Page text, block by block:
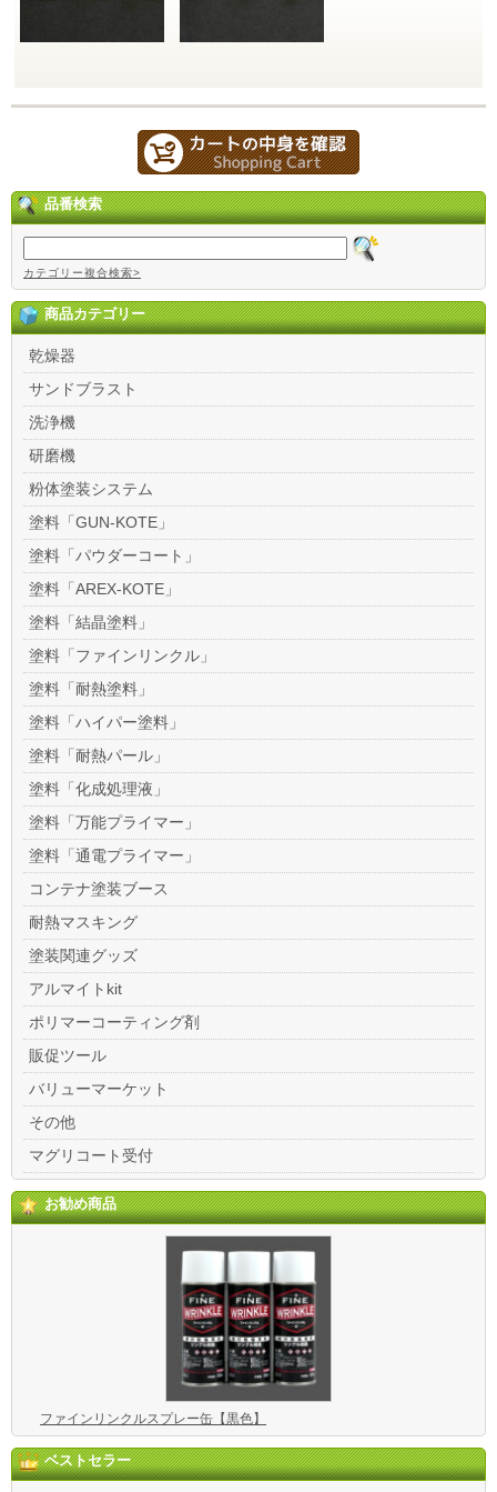
品番検索
カテゴリー複合検索>
商品カテゴリー
乾燥器
サンドブラスト
洗浄機
研磨機
粉体塗装システム
塗料「GUN-KOTE」
塗料「パウダーコート」
塗料「AREX-KOTE」
塗料「結晶塗料」
塗料「ファインリンクル」
塗料「耐熱塗料」
塗料「ハイパー塗料」
塗料「耐熱パール」
塗料「化成処理液」
塗料「万能プライマー」
塗料「通電プライマー」
コンテナ塗装ブース
耐熱マスキング
塗装関連グッズ
アルマイトkit
ポリマーコーティング剤
販促ツール
バリューマーケット
その他
マグリコート受付
お勧め商品
ファインリンクルスプレー缶【黒色】
ベストセラー